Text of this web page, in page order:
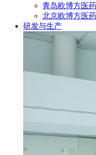
青岛欧博方医
北京欧博方医
研发与生产